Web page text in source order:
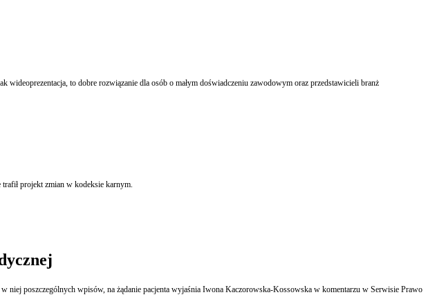
za przestępstwa uważa PiS. Do Sejmu właśnie trafił projekt zmian w kodeksie karnym.
Iwona Kaczorowska-Kossowska w komentarzu w Serwisie Prawo